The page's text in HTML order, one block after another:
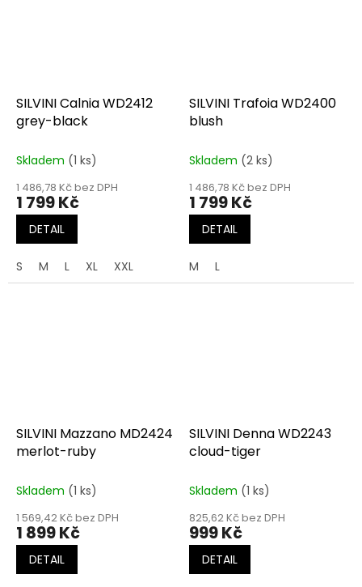
SILVINI Calnia WD2412
grey-black
Skladem (1 ks)
1 486,78 Kč bez DPH
1 799 Kč
DETAIL
S M L XL XXL
SILVINI Trafoia WD2400
blush
Skladem (2 ks)
1 486,78 Kč bez DPH
1 799 Kč
DETAIL
M L
SILVINI Mazzano MD2424
merlot-ruby
Skladem (1 ks)
1 569,42 Kč bez DPH
1 899 Kč
DETAIL
SILVINI Denna WD2243
cloud-tiger
Skladem (1 ks)
825,62 Kč bez DPH
999 Kč
DETAIL